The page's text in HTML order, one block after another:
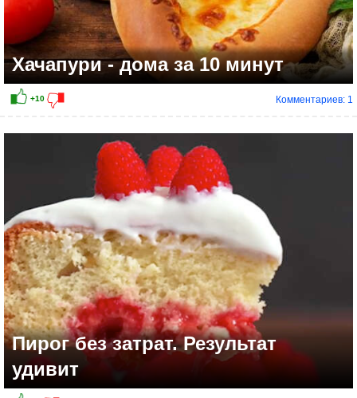
Хачапури - дома за 10 минут
Комментариев: 1
Пирог без затрат. Результат
удивит